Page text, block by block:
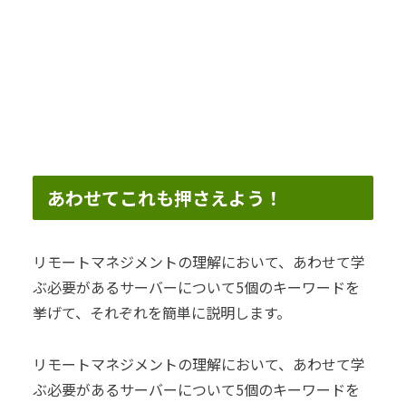
あわせてこれも押さえよう！
リモートマネジメントの理解において、あわせて学
ぶ必要があるサーバーについて5個のキーワードを
挙げて、それぞれを簡単に説明します。
リモートマネジメントの理解において、あわせて学
ぶ必要があるサーバーについて5個のキーワードを